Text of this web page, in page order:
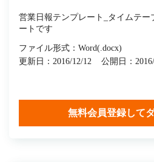
営業日報テンプレート_タイムテー
ートです
ファイル形式：Word(.docx)
更新日：2016/12/12
公開日：
無料会員登録して